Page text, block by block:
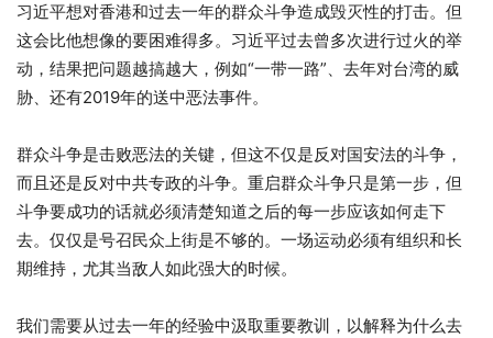
习近平想对香港和过去一年的群众斗争造成毁灭性的打击。但
这会比他想像的要困难得多。习近平过去曾多次进行过火的举
动，结果把问题越搞越大，例如“一带一路”、去年对台湾的威
胁、还有2019年的送中恶法事件。
群众斗争是击败恶法的关键，但这不仅是反对国安法的斗争，
而且还是反对中共专政的斗争。重启群众斗争只是第一步，但
斗争要成功的话就必须清楚知道之后的每一步应该如何走下
去。仅仅是号召民众上街是不够的。一场运动必须有组织和长
期维持，尤其当敌人如此强大的时候。
我们需要从过去一年的经验中汲取重要教训，以解释为什么去